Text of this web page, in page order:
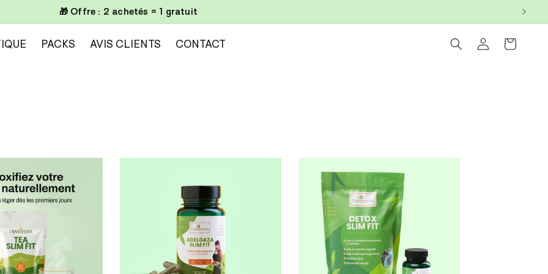
🎁 Offre : 2 achetés = 1 gratuit
PACKS AVIS CLIENTS CONTACT ConnexionPanier